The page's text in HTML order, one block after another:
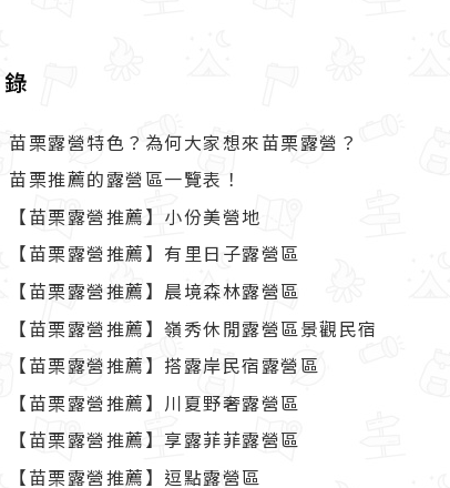
苗栗露營特色？為何大家想來苗栗露營？
苗栗推薦的露營區一覽表！
【苗栗露營推薦】小份美營地
【苗栗露營推薦】有里日子露營區
【苗栗露營推薦】晨境森林露營區
【苗栗露營推薦】嶺秀休閒露營區景觀民宿
【苗栗露營推薦】搭露岸民宿露營區
【苗栗露營推薦】川夏野奢露營區
【苗栗露營推薦】享露菲菲露營區
【苗栗露營推薦】逗點露營區